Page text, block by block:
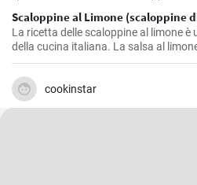
Scaloppine al Limone (scaloppine
La ricetta delle scaloppine al limone
della cucina italiana. La salsa al
e accentua il sapore della carne di
grande effetto che non solo è buono
ma che mette di buon umore anche
cookinstar